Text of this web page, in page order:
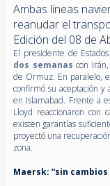
Ambas líneas
reanudar el
Edición del 08 de
El presidente de
dos semanas con
de Ormuz. En paralelo,
confirmó su aceptación y
en Islamabad. Frente a
Lloyd reaccionaron
existen garantías
proyectó una
zona.
Maersk: “sin